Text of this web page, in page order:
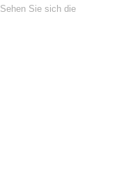
Sehen Sie sich die